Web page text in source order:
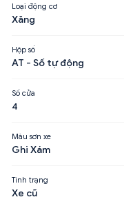
Loại động cơ
Xăng
Hộp số
AT - Số tự động
Số cửa
4
Màu sơn xe
Ghi Xám
Tình trạng
Xe cũ